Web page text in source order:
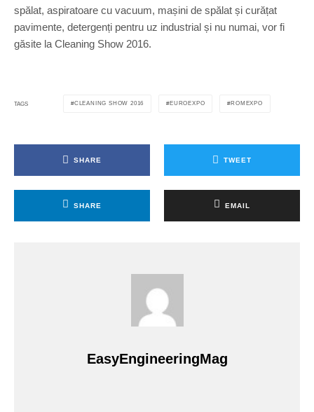
spălat, aspiratoare cu vacuum, mașini de spălat și curățat
pavimente, detergenți pentru uz industrial și nu numai, vor fi
găsite la Cleaning Show 2016.
TAGS CLEANING SHOW 2016 EUROEXPO ROMEXPO
SHARE TWEET
SHARE EMAIL
EasyEngineeringMag